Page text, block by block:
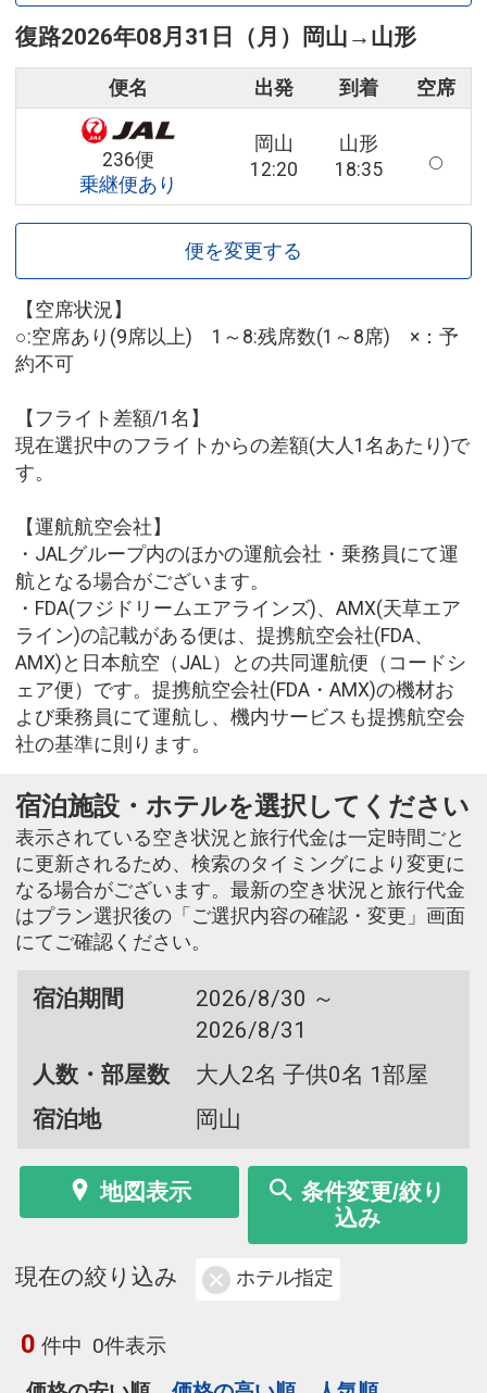
復路2026年08月31日（月） 岡山 → 山形
便名 出発 到着 空席
236便
乗継便あり
岡山
12:20
山形
18:35
便を変更する
【空席状況】
○:空席あり(9席以上) 1～8:残席数(1～8席) ×：予
約不可
【フライト差額/1名】
現在選択中のフライトからの差額(大人1名あたり)で
す。
【運航航空会社】
・JALグループ内のほかの運航会社・乗務員にて運
航となる場合がございます。
・FDA(フジドリームエアラインズ)、AMX(天草エア
ライン)の記載がある便は、提携航空会社(FDA、
AMX)と日本航空（JAL）との共同運航便（コードシ
ェア便）です。提携航空会社(FDA・AMX)の機材お
よび乗務員にて運航し、機内サービスも提携航空会
社の基準に則ります。
宿泊施設・ホテルを選択してください
表示されている空き状況と旅行代金は一定時間ごと
に更新されるため、検索のタイミングにより変更に
なる場合がございます。最新の空き状況と旅行代金
はプラン選択後の「ご選択内容の確認・変更」画面
にてご確認ください。
宿泊期間
2026/8/30 ～
2026/8/31
人数・部屋数
大人2名 子供0名 1部屋
宿泊地
岡山
地図表示
条件変更/絞り
込み
現在の絞り込み ホテル指定
0 件中 0件表示